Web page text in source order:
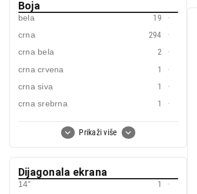
Philips
Samsung
31
TCL
4
Tesla
3
Titan army
5
Viewsonic
16
Xiaomi
5
ZeUS
5
Boja
Prikaži više
bela
19
crna
294
crna bela
2
crna crvena
1
crna siva
1
crna srebrna
1
siva
7
Dijagonala ekrana
14"
1